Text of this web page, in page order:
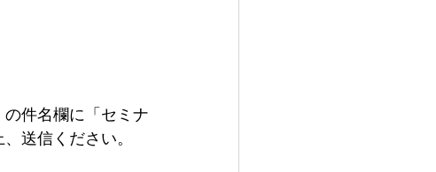
の件名欄に「セミナ
送信ください。